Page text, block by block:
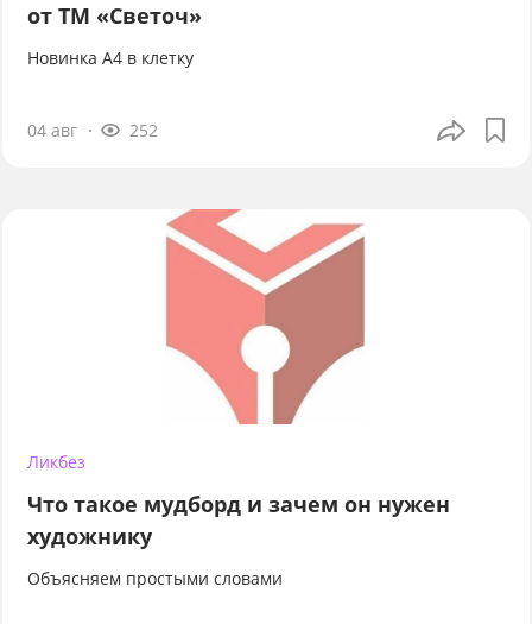
от ТМ «Светоч»
Новинка А4 в клетку
04 авг 252
Ликбез
Что такое мудборд и зачем он нужен
художнику
Объясняем простыми словами